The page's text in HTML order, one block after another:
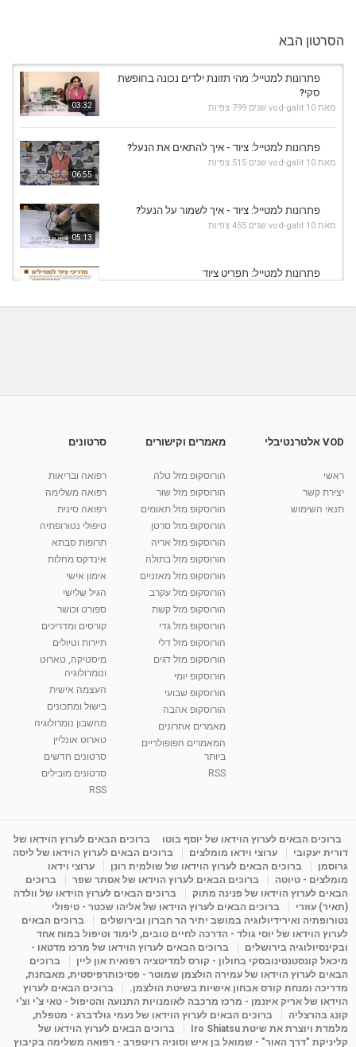
הסרטון הבא
03:32
פתרונות למטייל: מהי תזונת ילדים נכונה בחופשת
סקי?
מאת vod-galit 10 שנים 799 צפיות
06:55
פתרונות למטייל: ציוד - איך להתאים את הנעל?
מאת vod-galit 10 שנים 515 צפיות
05:13
פתרונות למטייל: ציוד - איך לשמור על הנעל?
מאת vod-galit 10 שנים 455 צפיות
פתרונות למטייל: תפריט ציוד
מאת
10:17
קרין גורן - העוגה המתגלצ’ת ללא קמח
38.5k צפיות
01:37
יוסי שר - מתמחה בשיטת אלכסנדר וטאי צ'י
2,738 צפיות
01:46
רנה רז-גילו -טיפול אנרגטי ויעוץ רוחני - נומרולוגית
2,314 צפיות
05:37
סודות בתאריך הלידה, משמעות חודש הלידה -
ינואר זינה ליבשיץ נומרולוגית
ליסה גרוסמן - המרכז לאימון התנהגותי - קשב
09:12
מדיטציה בדמיון מודרך - היכרות עם האני הפנימי
מאת admin 11 שנים 3,648 צפיות
פנינה מתוק - מרכז "נתיב הלב" בהרצליה-
מדיטציה-התחדשות
Shahar-vod
VOD אלטרנטיבלי
ראשי
יצירת קשר
תנאי השימוש
מאמרים וקישורים
הורוסקופ מזל טלה
הורוסקופ מזל שור
הורוסקופ מזל תאומים
הורוסקופ מזל סרטן
הורוסקופ מזל אריה
הורוסקופ מזל בתולה
הורוסקופ מזל מאזניים
הורוסקופ מזל עקרב
הורוסקופ מזל קשת
הורוסקופ מזל גדי
הורוסקופ מזל דלי
הורוסקופ מזל דגים
הורוסקופ יומי
הורוסקופ שבועי
הורוסקופ אהבה
מאמרים אחרונים
המאמרים הפופולריים
ביותר
RSS
סרטונים
רפואה ובריאות
רפואה משלימה
רפואה סינית
טיפולי נטורופתיה
תרופות סבתא
אינדקס מחלות
אימון אישי
הגיל שלישי
ספורט וכושר
קורסים ומדריכים
תיירות וטיולים
מיסטיקה, טארוט
ונומרולוגיה
העצמה אישית
בישול ומתכונים
מחשבון נומרולוגיה
טארוט אונליין
סרטונים חדשים
סרטונים מובילים
RSS
ברוכים הבאים לערוץ הוידאו של יוסף בוטו
ברוכים הבאים לערוץ הוידאו של
דורית יעקובי
ערוצי וידאו מומלצים
ברוכים הבאים לערוץ הוידאו של ליסה
גרוסמן
ברוכים הבאים לערוץ הוידאו של שולמית רונן
ערוצי וידאו
מומלצים - טיוטה
ברוכים הבאים לערוץ הוידאו של אסתר שפר
ברוכים
הבאים לערוץ הוידאו של פנינה מתוק
ברוכים הבאים לערוץ הוידאו של וולדה
(תאיר) עוזרי
ברוכים הבאים לערוץ הוידאו של אליהו שכטר - טיפולי
נטורופתיה ואירידיולוגיה במושב יתיר הר חברון ובירושלים
ברוכים הבאים
לערוץ הוידאו של יוסי גולד - הדרכה לחיים טובים, לימוד וטיפול במוח אחד
ובקינסיולוגיה בירושלים
ברוכים הבאים לערוץ הוידאו של מרכז מדטאו -
מיכאל קונסטנטינובסקי בחולון - קורס למדיטציה רפואית און ליין
ברוכים
הבאים לערוץ הוידאו של עמירה הולצמן שמוטר - פסיכותרפיסטית, מאבחנת,
מדריכה ומנחת קורס אבחון אישיות בשיטת הולצמן.
ברוכים הבאים לערוץ
הוידאו של אריק איזנמן - מרכז מרכבה לאומנויות התנועה והטיפול - טאי צ'י וצ'י
קונג בהרצליה
ברוכים הבאים לערוץ הוידאו של נעמי גולדברג - מטפלת,
מלמדת ויוצרת את שיטת Iro Shiatsu
ברוכים הבאים לערוץ הוידאו של
קליניקת "דרך האור" - שמואל בן איש וסוניה רויטפרב - רפואה משלימה בקיבוץ